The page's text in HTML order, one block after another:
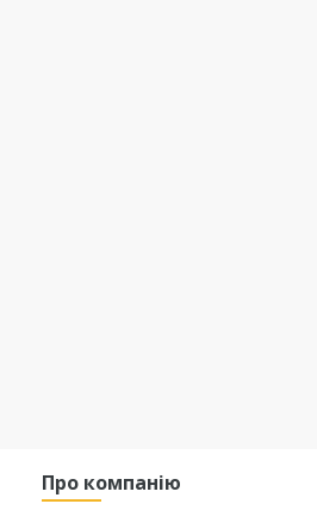
Про компанію